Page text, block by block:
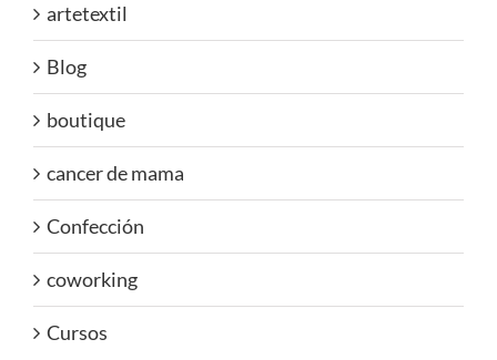
artetextil
Blog
boutique
cancer de mama
Confección
coworking
Cursos